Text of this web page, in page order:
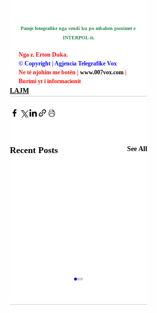
Pamje fotografike nga vendi ku po mbahen punimet e
INTERPOL-it.
Nga z. Erton Duka.
© Copyright | Agjencia Telegrafike Vox
Ne të njohim me botën | www.007vox.com
Burimi yt i informacionit
LAJM
Recent Posts See All